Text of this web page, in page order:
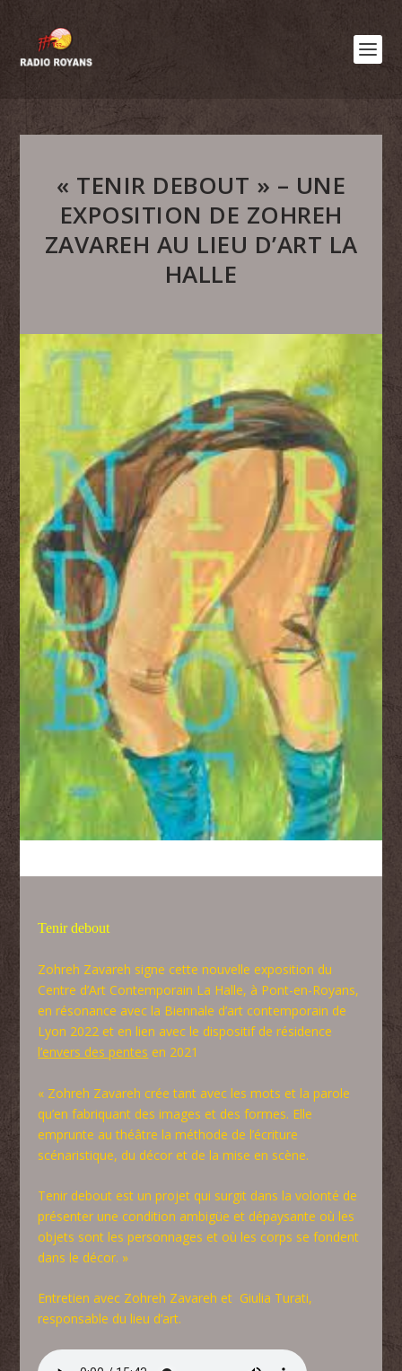
« TENIR DEBOUT » – UNE
EXPOSITION DE ZOHREH
ZAVAREH AU LIEU D’ART LA
HALLE
Tenir debout
Zohreh Zavareh signe cette nouvelle exposition du
Centre d’Art Contemporain La Halle, à Pont-en-Royans,
en résonance avec la Biennale d’art contemporain de
Lyon 2022 et en lien avec le dispositif de résidence
l’envers des pentes en 2021
« Zohreh Zavareh crée tant avec les mots et la parole
qu’en fabriquant des images et des formes. Elle
emprunte au théâtre la méthode de l’écriture
scénaristique, du décor et de la mise en scène.
Tenir debout est un projet qui surgit dans la volonté de
présenter une condition ambigüe et dépaysante où les
objets sont les personnages et où les corps se fondent
dans le décor. »
Entretien avec Zohreh Zavareh et Giulia Turati,
responsable du lieu d’art.